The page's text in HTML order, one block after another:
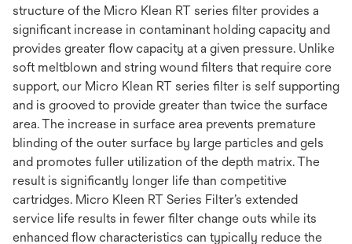
structure of the Micro Klean RT series filter provides a
significant increase in contaminant holding capacity and
provides greater flow capacity at a given pressure. Unlike
soft meltblown and string wound filters that require core
support, our Micro Klean RT series filter is self supporting
and is grooved to provide greater than twice the surface
area. The increase in surface area prevents premature
blinding of the outer surface by large particles and gels
and promotes fuller utilization of the depth matrix. The
result is significantly longer life than competitive
cartridges. Micro Kleen RT Series Filter’s extended
service life results in fewer filter change outs while its
enhanced flow characteristics can typically reduce the